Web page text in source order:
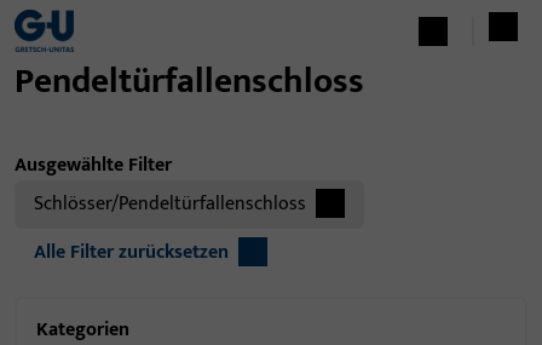
Pendeltürfallenschloss
Ausgewählte Filter
Schlösser/Pendeltürfallenschloss
Alle Filter zurücksetzen
Kategorien